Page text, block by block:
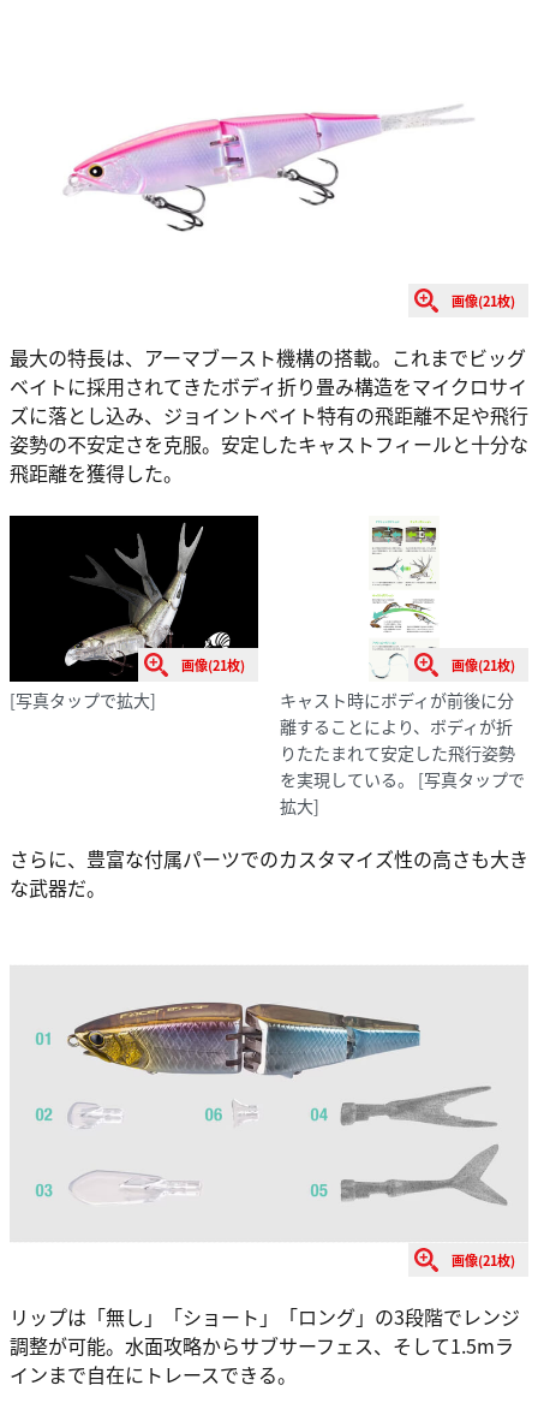
画像(21枚)
最大の特長は、アーマブースト機構の搭載。これまでビッグ
ベイトに採用されてきたボディ折り畳み構造をマイクロサイ
ズに落とし込み、ジョイントベイト特有の飛距離不足や飛行
姿勢の不安定さを克服。安定したキャストフィールと十分な
飛距離を獲得した。
画像(21枚)
[写真タップで拡大]
画像(21枚)
キャスト時にボディが前後に分
離することにより、ボディが折
りたたまれて安定した飛行姿勢
を実現している。
[写真タップで
拡大]
さらに、豊富な付属パーツでのカスタマイズ性の高さも大き
な武器だ。
画像(21枚)
リップは「無し」「ショート」「ロング」の3段階でレンジ
調整が可能。水面攻略からサブサーフェス、そして1.5mラ
インまで自在にトレースできる。